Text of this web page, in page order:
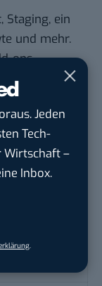
Jeden
Tech-
Wirtschaft –
Inbox.
Staging, ein
und mehr.
ons
bei
um die
von